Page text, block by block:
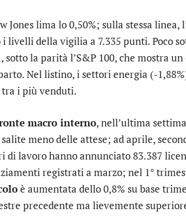
Joneslima lo 0,50%; sulla stessa linea,
i livelli della vigilia a 7.335 punti. Poco
sotto la parità l’S&P 100, che mostra
Nel listino, i settorienergia (-
tra i più venduti.
macro interno, nell’ultima
salite meno delle attese; ad aprile,
di lavoro hanno annunciato 83.387
registrati a marzo; nel 1°
è aumentata dello 0,8% su base
precedente ma lievemente